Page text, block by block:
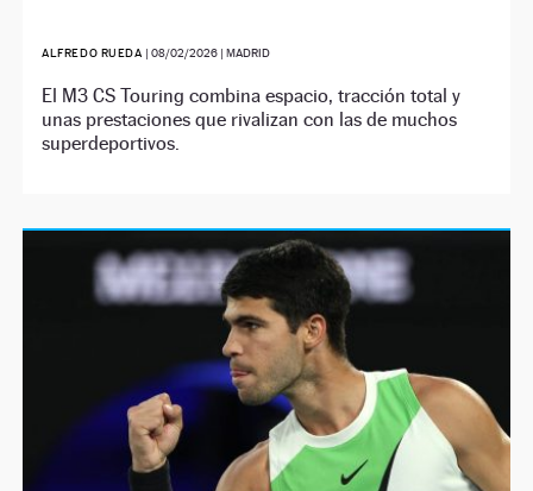
ALFREDO RUEDA |08/02/2026 | MADRID
El M3 CS Touring combina espacio, tracción total y
unas prestaciones que rivalizan con las de muchos
superdeportivos.